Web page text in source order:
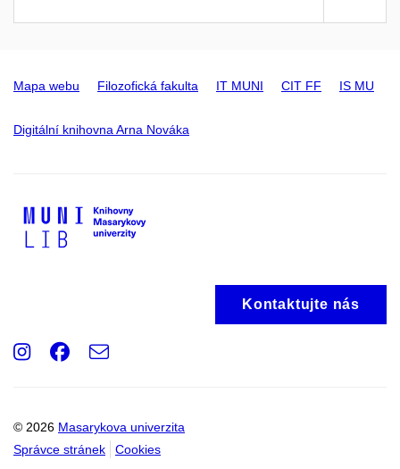
Mapa webu Filozofická fakulta IT MUNI CIT FF IS MU
Digitální knihovna Arna Nováka
Kontaktujte nás
© 2026 Masarykova univerzita
Správce stránek
Cookies
Instagram
Facebook
e-